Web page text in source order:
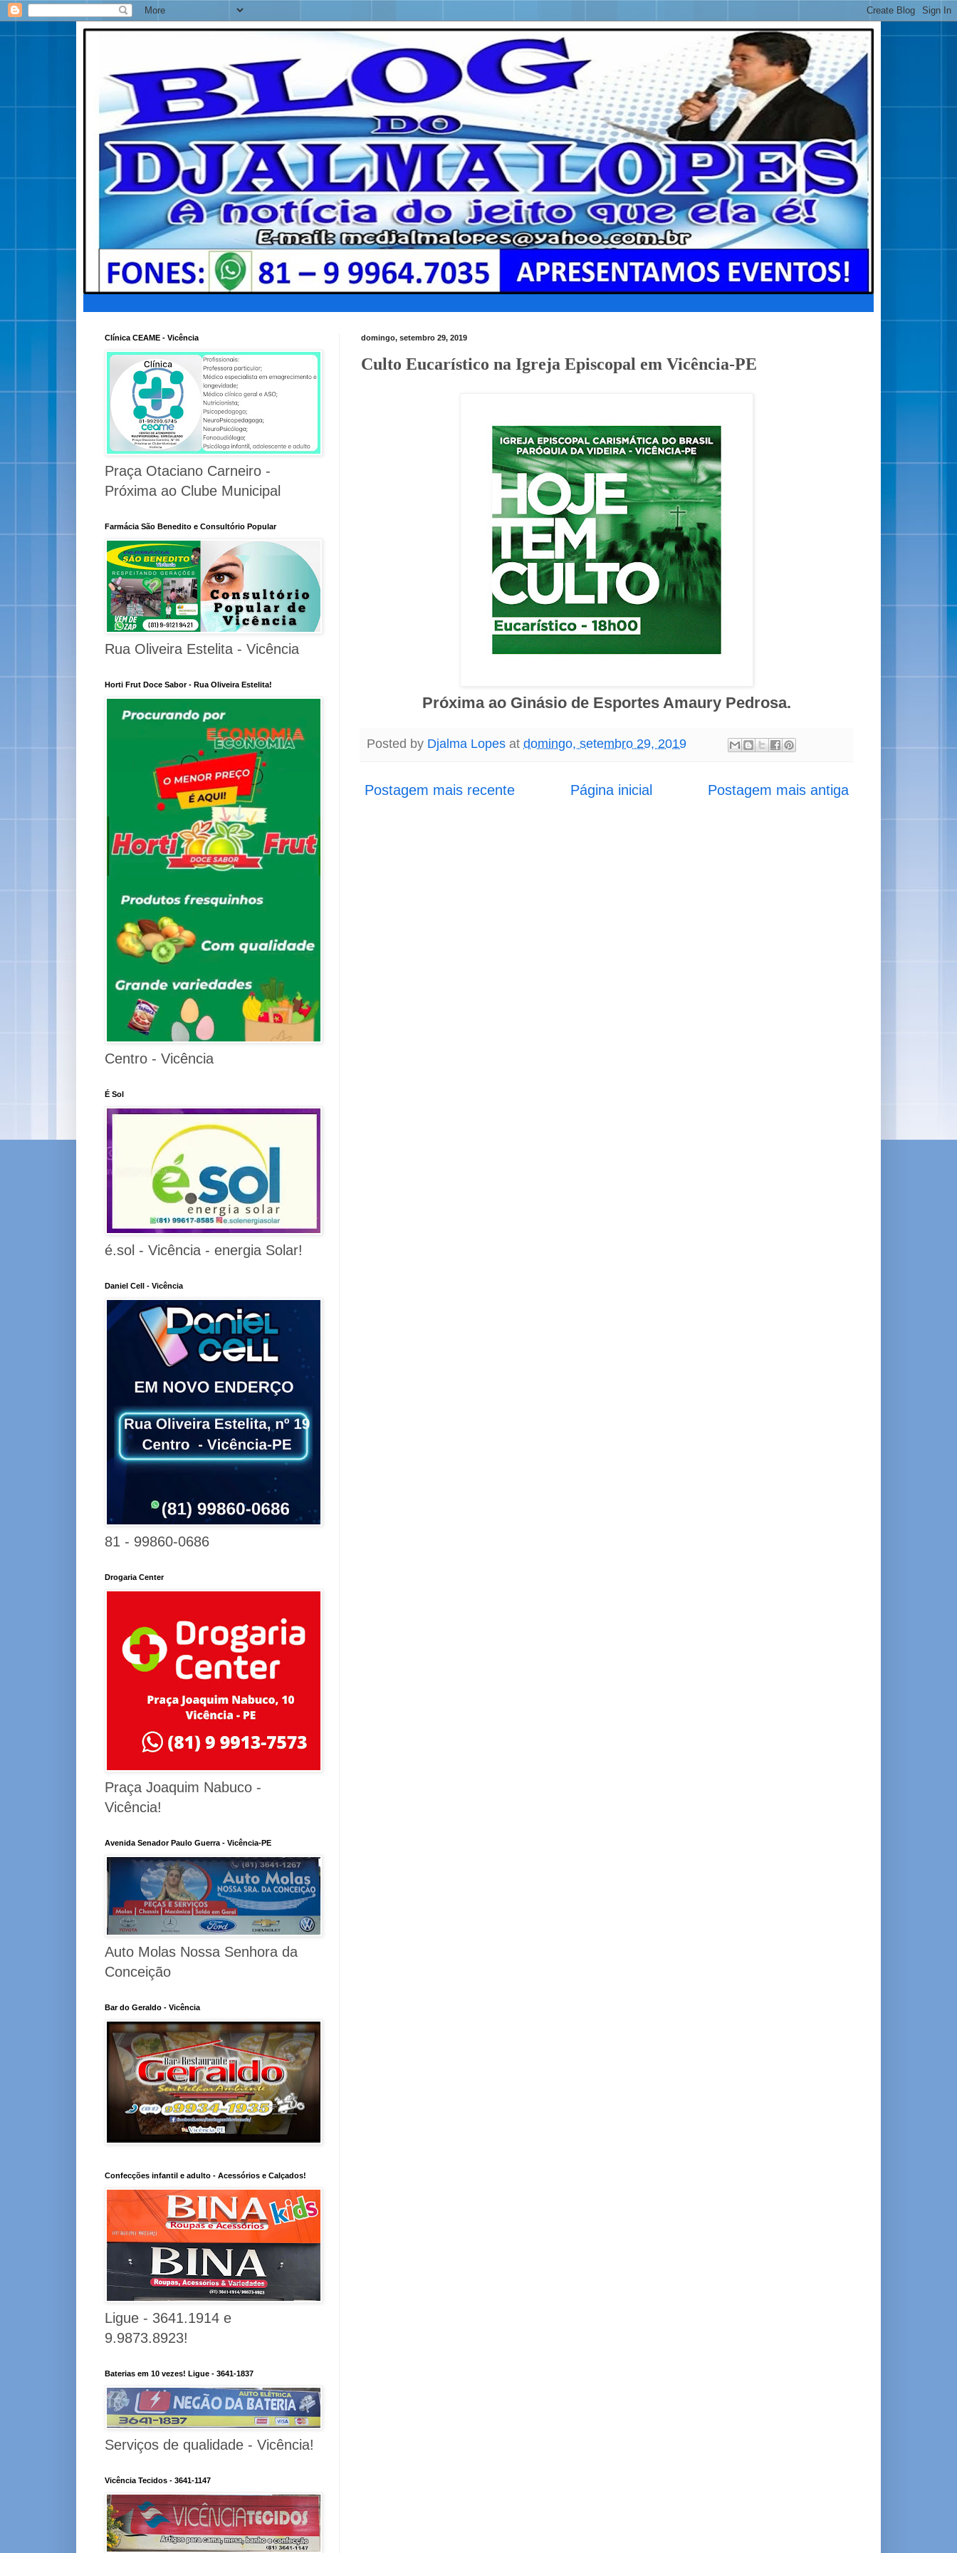
domingo, setembro 29, 2019
Culto Eucarístico na Igreja Episcopal em Vicência-PE
Próxima ao Ginásio de Esportes Amaury Pedrosa.
Posted by Djalma Lopes at domingo, setembro 29, 2019
Postagem mais recente Postagem mais antiga
Página inicial
Clínica CEAME - Vicência
Praça Otaciano Carneiro -
Próxima ao Clube Municipal
Farmácia São Benedito e Consultório Popular
Rua Oliveira Estelita - Vicência
Horti Frut Doce Sabor - Rua Oliveira Estelita!
Centro - Vicência
É Sol
é.sol - Vicência - energia Solar!
Daniel Cell - Vicência
81 - 99860-0686
Drogaria Center
Praça Joaquim Nabuco -
Vicência!
Avenida Senador Paulo Guerra - Vicência-PE
Auto Molas Nossa Senhora da
Conceição
Bar do Geraldo - Vicência
Confecções infantil e adulto - Acessórios e Calçados!
Ligue - 3641.1914 e
9.9873.8923!
Baterias em 10 vezes! Ligue - 3641-1837
Serviços de qualidade - Vicência!
Vicência Tecidos - 3641-1147